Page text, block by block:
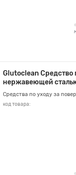
Glutoclean Средство
нержавеющей
Средства по уходу за
код товара: